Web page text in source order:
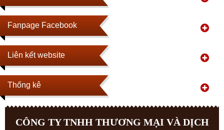
Fanpage Facebook
Liên kết website
Thống kê
CÔNG TY TNHH THƯƠNG MẠI VÀ DỊCH